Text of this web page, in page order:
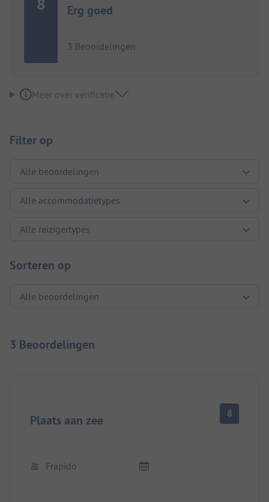
Erg goed
3 Beoordelingen
Meer over verificatie
Filter op
Sorteren op
3 Beoordelingen
Plaats aan zee 8
Frapido